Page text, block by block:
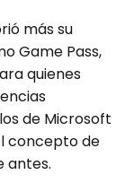
más su
Game Pass,
quienes
de Microsoft
concepto de
antes.